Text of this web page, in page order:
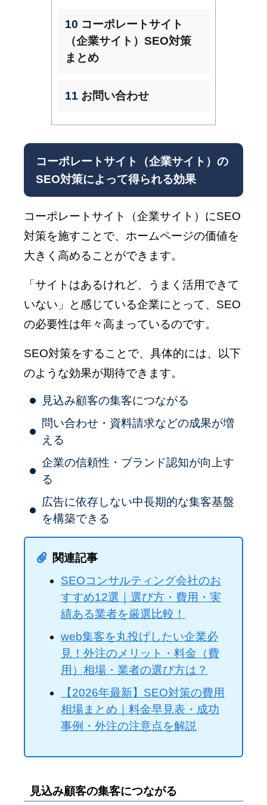
10 コーポレートサイト
（企業サイト）SEO対策
まとめ
11 お問い合わせ
コーポレートサイト（企業サイト）の
SEO対策によって得られる効果
コーポレートサイト（企業サイト）にSEO
対策を施すことで、ホームページの価値を
大きく高めることができます。
「サイトはあるけれど、うまく活用できて
いない」と感じている企業にとって、SEO
の必要性は年々高まっているのです。
SEO対策をすることで、具体的には、以下
のような効果が期待できます。
見込み顧客の集客につながる
問い合わせ・資料請求などの成果が増
える
企業の信頼性・ブランド認知が向上す
る
広告に依存しない中長期的な集客基盤
を構築できる
関連記事
SEOコンサルティング会社のお
すすめ12選｜選び方・費用・実
績ある業者を厳選比較！
web集客を丸投げしたい企業必
見！外注のメリット・料金（費
用）相場・業者の選び方は？
【2026年最新】SEO対策の費用
相場まとめ｜料金早見表・成功
事例・外注の注意点を解説
見込み顧客の集客につながる